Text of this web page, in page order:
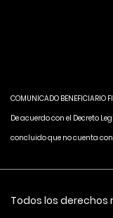
COMUNICADO BENEFICIARIO
De acuerdo con el Decreto
concluido que no cuenta con
Todos los derechos